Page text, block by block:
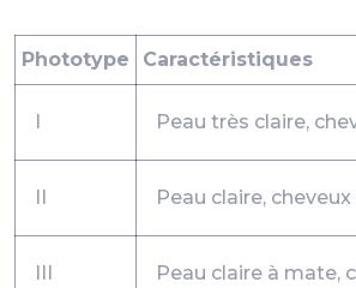
Phototype Caractéristiques
I Peau très claire,
II Peau claire,
III Peau claire à mate,